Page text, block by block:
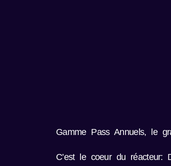
Gamme Pass Annuels, le
C’est le coeur du réacteur: